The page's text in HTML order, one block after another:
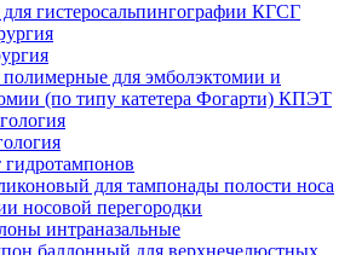
гистеросальпингографии КГСГ
для эмболэктомии и
(по типу катетера Фогарти) КПЭТ
для тампонады полости носа
носовой перегородки
интраназальные